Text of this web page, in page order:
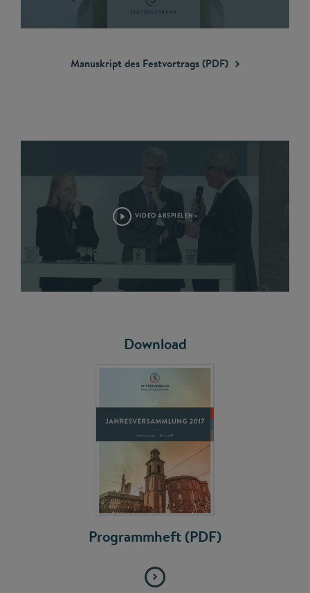
Manuskript des Festvortrags(PDF)
VIDEO ABSPIELEN>
Download
Programmheft (PDF)